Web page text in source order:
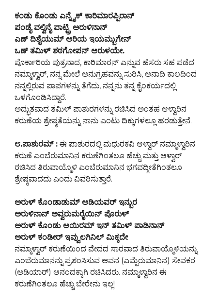
ಕಂಡು ಕೊಂಡು ಎನ್ನೈಕ್ ಕಾರಿಮಾರಪ್ಪಿರಾನ್
ಪಂಡೈ ವಲ್ವಿನೈ ಪಾಟ್ಟ್ರಿ ಅರುಳಿನಾನ್
ಎಣ್ ದಿಶೈಯುಮ್ ಅರಿಯ ಇಯಮ್ಬುಗೇನ್
ಒಣ್ ತಮಿಳ್ ಶಠಗೋಪನ್ ಅರುಳಯೇ.
ಪೊರ್ಕಾರಿಯ ಪುತ್ರನಾದ, ಕಾರಿಮಾರನ್ ಎನ್ನುವ ಹೆಸರು ಸಹ ಪಡೆದ
ನಮ್ಮಾಳ್ವಾರ್, ನನ್ನ ಮೇಲೆ ಅನುಗ್ರಹವನ್ನು ಸುರಿಸಿ, ಅನಾದಿ ಕಾಲದಿಂದ
ನನ್ನಲ್ಲಿರುವ ಪಾಪಗಳನ್ನು ತೆಗೆದು, ನನ್ನನು ತನ್ನ ಕೈಂಕರ್ಯದಲ್ಲಿ
ಒಳಗೊಂಡಿಸಿದ್ದಾರೆ.
ಅದ್ಭುತವಾದ ತಮಿಳ್ ಪಾಶುರಗಳನ್ನು ರಚಿಸಿದ ಅಂತಹ ಆಳ್ವಾರಿನ
ಕರುಣೆಯ ಶ್ರೇಷ್ಠತೆಯನ್ನು ನಾನು ಎಂಟು ದಿಕ್ಕುಗಳಲ್ಲೂ ಹರಡುತ್ತೇನೆ.
೮.ಪಾಶುರಮ್ : ಈ ಪಾಶುರದಲ್ಲಿ ಮಧುರಕವಿ ಆಳ್ವಾರ್ ನಮ್ಮಾಳ್ವಾರಿನ
ಕರುಣೆ ಎಂಬೆರುಮಾನಿನ ಕರುಣೆಗಿಂತಲೂ ಹೆಚ್ಚು ಮತ್ತು ಆಳ್ವಾರ್
ರಚಿಸಿದ ತಿರುವಾಯ್ಮೊಳಿ ಎಂಬೆರುಮಾನಿನ ಭಗವದ್ಗೀತೆಗಿಂತಲೂ
ಶ್ರೇಷ್ಠವಾದದು ಎಂದು ವಿವರಿಸುತ್ತಾರೆ.
ಅರುಳ್ ಕೊಂಡಾಡುಮ್ ಅಡಿಯವರ್ ಇನ್ಬುರ
ಅರುಳಿನಾನ್ ಅವ್ವರುಮರೈಯಿನ್ ಪೊರುಳ್
ಅರುಳ್ ಕೊಂಡು ಆಯಿರಮ್ ಇನ್ ತಮಿಳ್ ಪಾಡಿನಾನ್
ಅರುಳ್ ಕಂಡೀರ್ ಇವ್ವುಲಗಿನಿಲ್ ಮಿಕ್ಕದೇ
ನಮ್ಮಾಳ್ವಾರ್ ಕರುಣೆಯಿಂದ ವೇದದ ಸಾರವಾದ ತಿರುವಾಯ್ಮೊಳಿಯನ್ನು
ಎಂಬೆರುಮಾನನ್ನು ಪ್ರಶಂಸಿಸುವ ಅವನ (ಎಮ್ಪೆರುಮಾನಿನ) ಸೇವಕರ
(ಅಡಿಯಾರ್) ಆನಂದಕ್ಕಾಗಿ ರಚಿಸಿದರು. ನಮ್ಮಾಳ್ವಾರಿನ ಈ
ಕರುಣೆಗಿಂತಲೂ ಹೆಚ್ಚು ಬೇರೇನು ಇಲ್ಲ!